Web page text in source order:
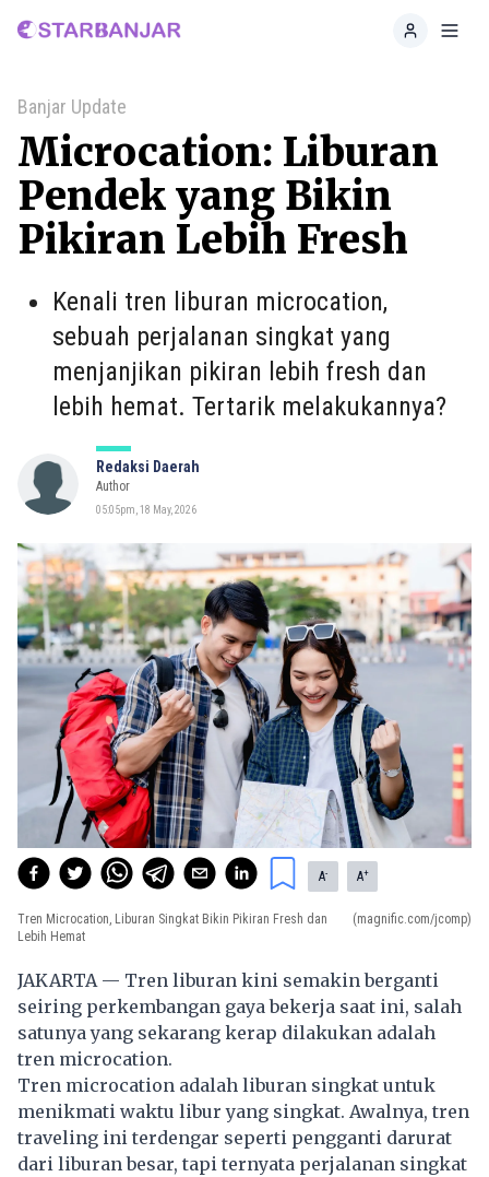
Home
Banjar Update
Microcation: Liburan
Pendek yang Bikin
Pikiran Lebih Fresh
Kenali tren liburan microcation,
sebuah perjalanan singkat yang
menjanjikan pikiran lebih fresh dan
lebih hemat. Tertarik melakukannya?
Redaksi Daerah
Author
05:05pm, 18 May, 2026
A- A+
Tren Microcation, Liburan Singkat Bikin Pikiran Fresh dan
Lebih Hemat
(magnific.com/jcomp)
JAKARTA — Tren liburan kini semakin berganti
seiring perkembangan gaya bekerja saat ini, salah
satunya yang sekarang kerap dilakukan adalah
tren microcation.
Tren microcation adalah liburan singkat untuk
menikmati waktu libur yang singkat. Awalnya, tren
traveling ini terdengar seperti pengganti darurat
dari liburan besar, tapi ternyata perjalanan singkat